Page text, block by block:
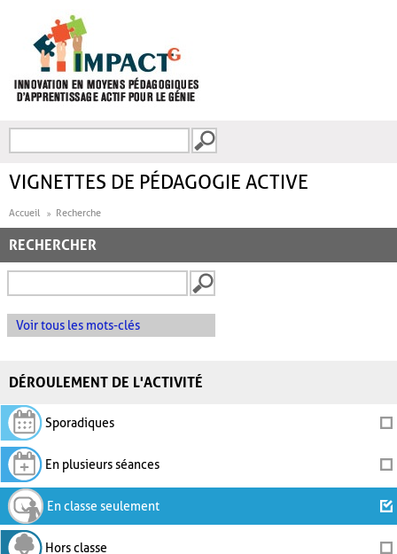
FORMULAIRE DE
VIGNETTES DE PÉDAGOGIE ACTIVE
Accueil Recherche
RECHERCHER
Voir tous les mots-clés
DÉROULEMENT DE L'ACTIVITÉ
Sporadiques
En plusieurs séances
En classe seulement
Hors classe